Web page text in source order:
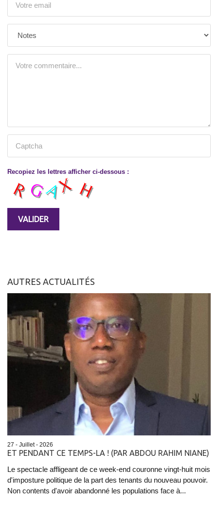
Recopiez les lettres afficher ci-dessous :
AUTRES ACTUALITÉS
27 - Juillet - 2026
ET PENDANT CE TEMPS-LA ! (PAR ABDOU RAHIM NIANE)
Le spectacle affligeant de ce week-end couronne vingt-huit mois
d'imposture politique de la part des tenants du nouveau pouvoir.
Non contents d'avoir abandonné les populations face à...